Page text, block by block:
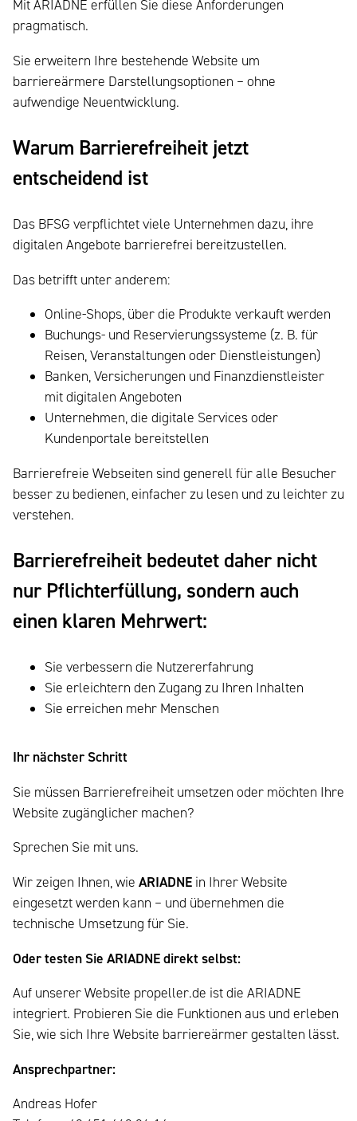
Mit ARIADNE erfüllen Sie diese Anforderungen
pragmatisch.
Sie erweitern Ihre bestehende Website um
barriereärmere Darstellungsoptionen – ohne
aufwendige Neuentwicklung.
Warum Barrierefreiheit jetzt
entscheidend ist
Das BFSG verpflichtet viele Unternehmen dazu, ihre
digitalen Angebote barrierefrei bereitzustellen.
Das betrifft unter anderem:
Online-Shops, über die Produkte verkauft werden
Buchungs- und Reservierungssysteme (z. B. für
Reisen, Veranstaltungen oder Dienstleistungen)
Banken, Versicherungen und Finanzdienstleister
mit digitalen Angeboten
Unternehmen, die digitale Services oder
Kundenportale bereitstellen
Barrierefreie Webseiten sind generell für alle Besucher
besser zu bedienen, einfacher zu lesen und zu leichter zu
verstehen.
Barrierefreiheit bedeutet daher nicht
nur Pflichterfüllung, sondern auch
einen klaren Mehrwert:
Sie verbessern die Nutzererfahrung
Sie erleichtern den Zugang zu Ihren Inhalten
Sie erreichen mehr Menschen
Ihr nächster Schritt
Sie müssen Barrierefreiheit umsetzen oder möchten Ihre
Website zugänglicher machen?
Sprechen Sie mit uns.
Wir zeigen Ihnen, wie ARIADNE in Ihrer Website
eingesetzt werden kann – und übernehmen die
technische Umsetzung für Sie.
Oder testen Sie ARIADNE direkt selbst:
Auf unserer Website propeller.de ist die ARIADNE
integriert. Probieren Sie die Funktionen aus und erleben
Sie, wie sich Ihre Website barriereärmer gestalten lässt.
Ansprechpartner:
Andreas Hofer